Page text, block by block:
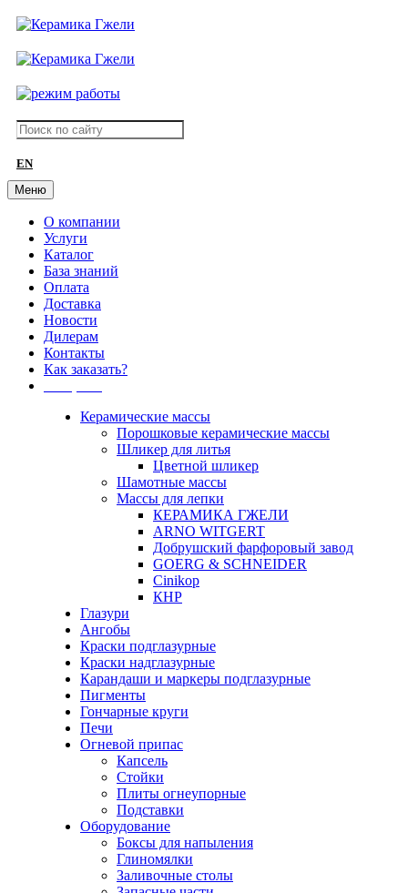
EN
Меню
О компании
Услуги
Каталог
База знаний
Оплата
Доставка
Новости
Дилерам
Контакты
Как заказать?
Керамические массы
Порошковые керамические массы
Шликер для литья
Цветной шликер
Шамотные массы
Массы для лепки
КЕРАМИКА ГЖЕЛИ
ARNO WITGERT
Добрушский фарфоровый завод
GOERG & SCHNEIDER
Cinikop
КНР
Глазури
Ангобы
Краски подглазурные
Краски надглазурные
Карандаши и маркеры подглазурные
Пигменты
Гончарные круги
Печи
Огневой припас
Капсель
Стойки
Плиты огнеупорные
Подставки
Оборудование
Боксы для напыления
Глиномялки
Заливочные столы